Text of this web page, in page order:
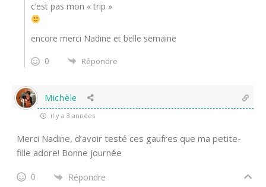
c’est pas mon « trip »
encore merci Nadine et belle semaine
0
Répondre
Michèle
il y a 3 années
Merci Nadine, d’avoir testé ces gaufres que ma petite-
fille adore! Bonne journée
0 Répondre